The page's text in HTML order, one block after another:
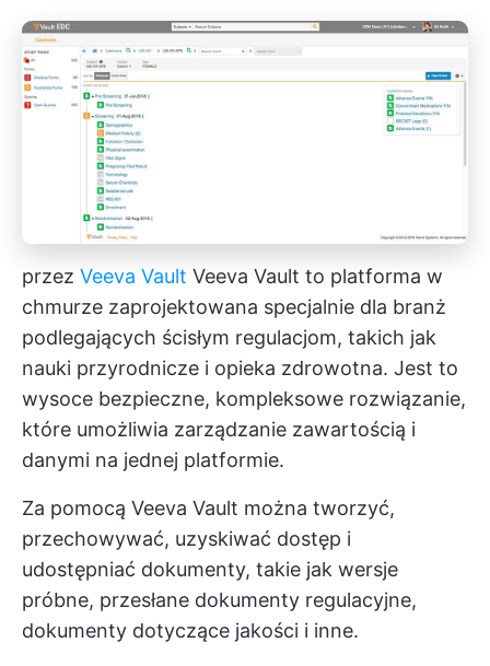
przez Veeva Vault Veeva Vault to platforma w
chmurze zaprojektowana specjalnie dla branż
podlegających ścisłym regulacjom, takich jak
nauki przyrodnicze i opieka zdrowotna. Jest to
wysoce bezpieczne, kompleksowe rozwiązanie,
które umożliwia zarządzanie zawartością i
danymi na jednej platformie.
Za pomocą Veeva Vault można tworzyć,
przechowywać, uzyskiwać dostęp i
udostępniać dokumenty, takie jak wersje
próbne, przesłane dokumenty regulacyjne,
dokumenty dotyczące jakości i inne.